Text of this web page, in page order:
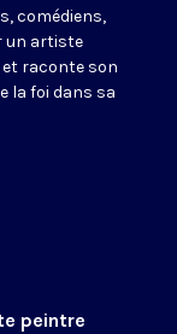
comédiens,
un artiste
raconte son
la foi dans sa
peintre